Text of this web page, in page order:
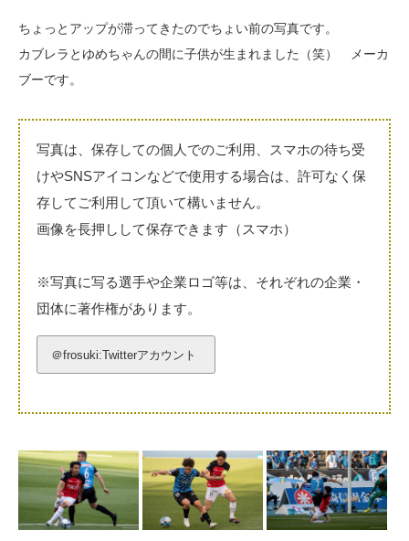
ちょっとアップが滞ってきたのでちょい前の写真です。
カブレラとゆめちゃんの間に子供が生まれました（笑） メーカ
ブーです。
写真は、保存しての個人でのご利用、スマホの待ち受
けやSNSアイコンなどで使用する場合は、許可なく保
存してご利用して頂いて構いません。
画像を長押しして保存できます（スマホ）
※写真に写る選手や企業ロゴ等は、それぞれの企業・
団体に著作権があります。
＠frosuki:Twitterアカウント